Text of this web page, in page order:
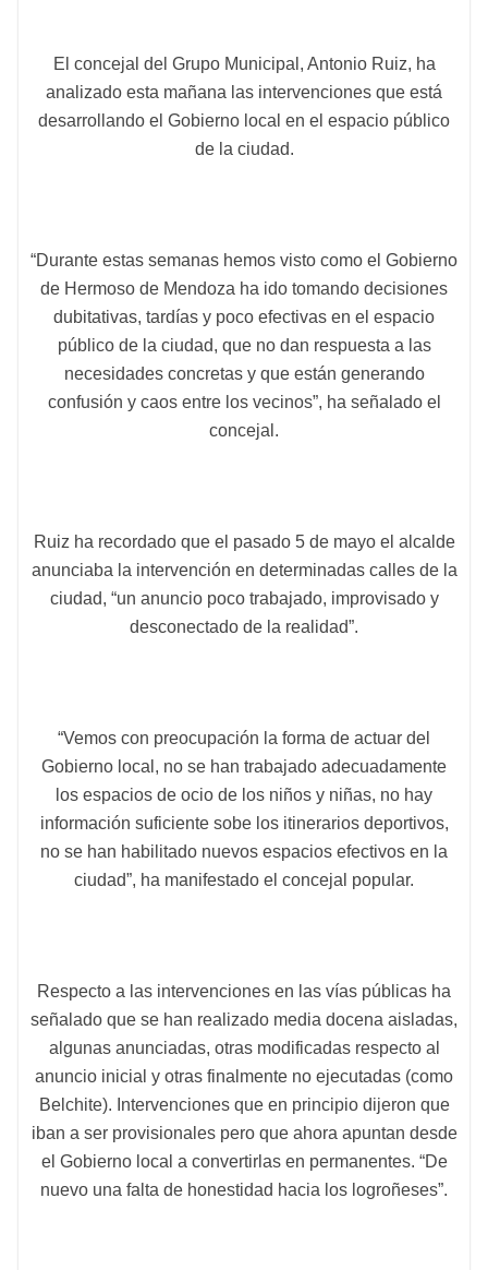
El concejal del Grupo Municipal, Antonio Ruiz, ha
analizado esta mañana las intervenciones que está
desarrollando el Gobierno local en el espacio público
de la ciudad.
“Durante estas semanas hemos visto como el Gobierno
de Hermoso de Mendoza ha ido tomando decisiones
dubitativas, tardías y poco efectivas en el espacio
público de la ciudad, que no dan respuesta a las
necesidades concretas y que están generando
confusión y caos entre los vecinos”, ha señalado el
concejal.
Ruiz ha recordado que el pasado 5 de mayo el alcalde
anunciaba la intervención en determinadas calles de la
ciudad, “un anuncio poco trabajado, improvisado y
desconectado de la realidad”.
“Vemos con preocupación la forma de actuar del
Gobierno local, no se han trabajado adecuadamente
los espacios de ocio de los niños y niñas, no hay
información suficiente sobe los itinerarios deportivos,
no se han habilitado nuevos espacios efectivos en la
ciudad”, ha manifestado el concejal popular.
Respecto a las intervenciones en las vías públicas ha
señalado que se han realizado media docena aisladas,
algunas anunciadas, otras modificadas respecto al
anuncio inicial y otras finalmente no ejecutadas (como
Belchite). Intervenciones que en principio dijeron que
iban a ser provisionales pero que ahora apuntan desde
el Gobierno local a convertirlas en permanentes. “De
nuevo una falta de honestidad hacia los logroñeses”.